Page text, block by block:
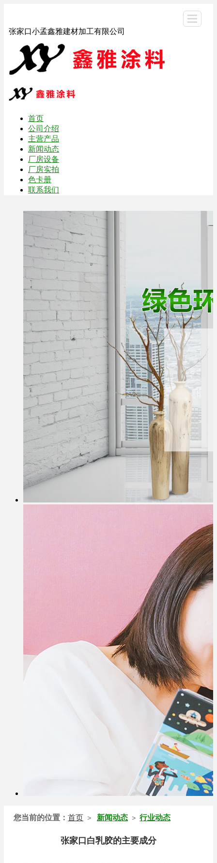
张家口小孟鑫雅建材加工有限公司
首页
公司介绍
主营产品
新闻动态
厂房设备
厂房实拍
色卡册
联系我们
您当前的位置： 首页 > 新闻动态 > 行业动态
张家口白乳胶的主要成分